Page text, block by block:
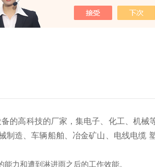
的高科技的厂家，集电子、化工、机械
造、车辆船舶、冶金矿山、电线电缆
力和遭到淋进雨之后的工作效能。